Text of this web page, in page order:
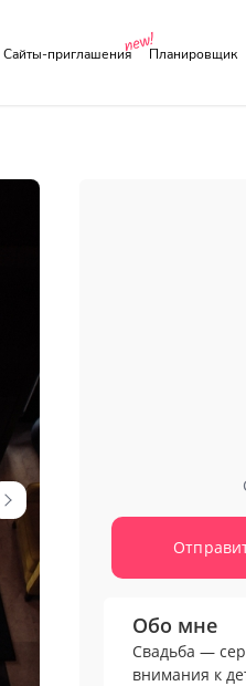
Сайты-приглашения Планировщик
Обо мне
Свадьба —
внимания к